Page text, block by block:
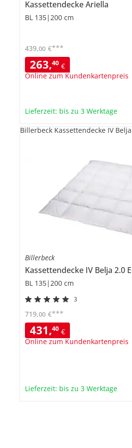
KassettendeckeAriella
BL 135|200 cm
263,40 €
Online zum Kundenkartenpreis
439,00 €***
Lieferzeit: bis zu 3 Werktage
Billerbeck
Kassettendecke IV Belja 2.0
BL 135|200 cm
3
431,40 €
Online zum Kundenkartenpreis
719,00 €***
Billerbeck Kassettendecke IV
Lieferzeit: bis zu 3 Werktage